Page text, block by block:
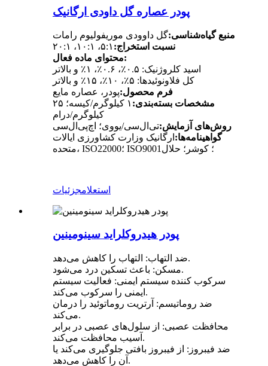
پودر عصاره گل داودی ارگانیک
منبع گیاه‌شناسی:گل داوودی موریفولیوم رامات
نسبت استخراج: ۵:۱، ۱۰:۱، ۲۰:۱
محتوای ماده فعال:
اسید کلروژنیک: ۰.۵٪، ۰.۶٪، ۱٪ و بالاتر
کل فلاونوئیدها: ۵٪، ۱۰٪، ۱۵٪ و بالاتر
فرم محصول:پودر، عصاره مایع
مشخصات بسته‌بندی:
۱ کیلوگرم/کیسه؛ ۲۵
کیلوگرم/درام
روش‌های آزمایش:تی‌ال‌سی/یووی؛ اچ‌پی‌ال‌سی
گواهینامه‌ها: ارگانیک وزارت کشاورزی ایالات
متحده، ISO22000؛ ISO9001؛ کوشر؛ حلال
استعلامجزئیات
پودر هیدروکلراید سینومینین
ضد التهاب: التهاب را کاهش می‌دهد.
مسکن: باعث تسکین درد می‌شود.
سرکوب کننده سیستم ایمنی: فعالیت سیستم
ایمنی را سرکوب می‌کند.
ضد روماتیسم: آرتریت روماتوئید را درمان
می‌کند.
محافظت عصبی: از سلول‌های عصبی در برابر
آسیب محافظت می‌کند.
ضد فیبروز: از فیبروز بافتی جلوگیری می‌کند یا
آن را کاهش می‌دهد.